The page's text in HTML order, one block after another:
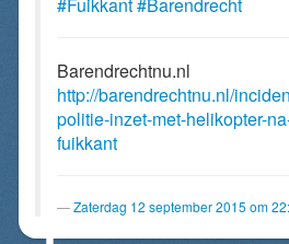
Barendrechtnu.nl
http://barendrechtnu.nl/
politie-inzet-met-helikopter-
fuikkant
Zaterdag 12 september 2015 om